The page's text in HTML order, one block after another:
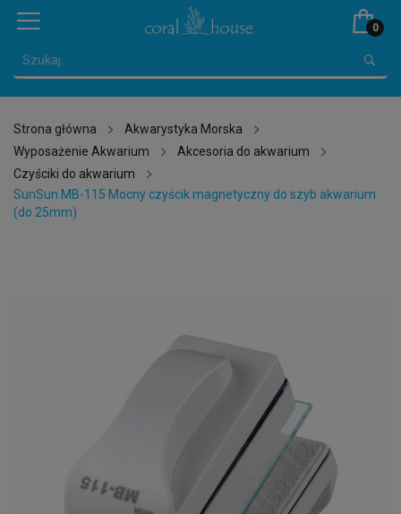
0
Strona główna
Akwarystyka Morska
Wyposażenie Akwarium
Akcesoria do akwarium
Czyściki do akwarium
SunSun MB-115 Mocny czyścik magnetyczny do szyb akwarium
(do 25mm)